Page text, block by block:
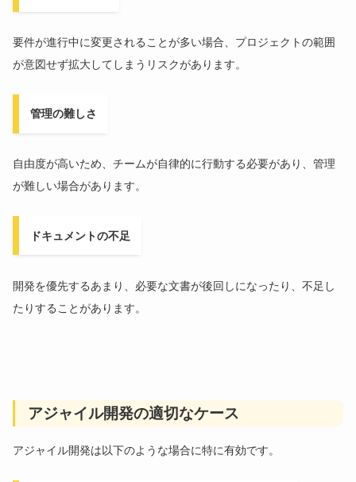
要件が進行中に変更されることが多い場合、プロジェクトの範囲
が意図せず拡大してしまうリスクがあります。
管理の難しさ
自由度が高いため、チームが自律的に行動する必要があり、管理
が難しい場合があります。
ドキュメントの不足
開発を優先するあまり、必要な文書が後回しになったり、不足し
たりすることがあります。
アジャイル開発の適切なケース
アジャイル開発は以下のような場合に特に有効です。